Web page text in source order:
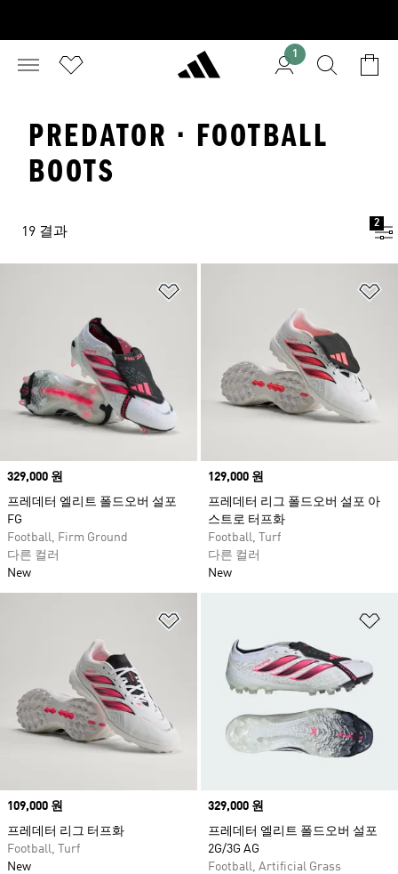
1
PREDATOR · FOOTBALL
BOOTS
19 결과
2
Price
329,000 원
프레데터 엘리트 폴드오버 설포
FG
Football, Firm Ground
다른 컬러
New
Price
129,000 원
프레데터 리그 폴드오버 설포 아
스트로 터프화
Football, Turf
다른 컬러
New
Price
109,000 원
프레데터 리그 터프화
Football, Turf
New
Price
329,000 원
프레데터 엘리트 폴드오버 설포
2G/3G AG
Football, Artificial Grass